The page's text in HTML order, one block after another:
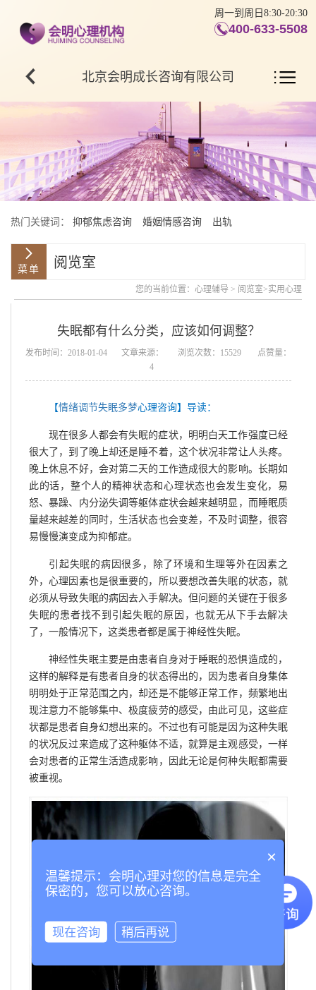
周一到周日8:30-20:30
400-633-5508
北京会明成长咨询有限公司
热门关键词： 抑郁焦虑咨询 婚姻情感咨询 出轨
阅览室
您的当前位置： 心理辅导 > 阅览室>实用心理
失眠都有什么分类，应该如何调整？
发布时间：2018-01-04 文章来源： 浏览次数：15529
点赞量：
4
【情绪调节失眠多梦心理咨询】导读：
现在很多人都会有失眠的症状，明明白天工作强度已经
很大了，到了晚上却还是睡不着，这个状况非常让人头疼。
晚上休息不好，会对第二天的工作造成很大的影响。长期如
此的话，整个人的精神状态和心理状态也会发生变化，易
怒、暴躁、内分泌失调等躯体症状会越来越明显，而睡眠质
量越来越差的同时，生活状态也会变差，不及时调整，很容
易慢慢演变成为抑郁症。
引起失眠的病因很多，除了环境和生理等外在因素之
外，心理因素也是很重要的，所以要想改善失眠的状态，就
必须从导致失眠的病因去入手解决。但问题的关键在于很多
失眠的患者找不到引起失眠的原因，也就无从下手去解决
了，一般情况下，这类患者都是属于神经性失眠。
神经性失眠主要是由患者自身对于睡眠的恐惧造成的，
这样的解释是有患者自身的状态得出的，因为患者自身集体
明明处于正常范围之内，却还是不能够正常工作，频繁地出
现注意力不能够集中、极度疲劳的感受，由此可见，这些症
状都是患者自身幻想出来的。不过也有可能是因为这种失眠
的状况反过来造成了这种躯体不适，就算是主观感受，一样
会对患者的正常生活造成影响，因此无论是何种失眠都需要
被重视。
×
温馨提示：会明心理对您的信息是完全
保密的，您可以放心咨询。
现在咨询 稍后再说